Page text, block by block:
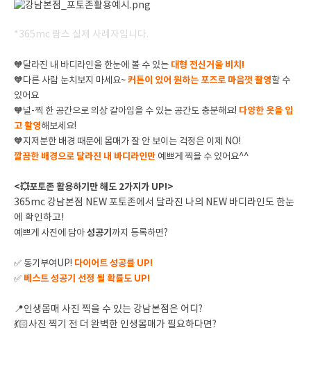
*365mc 람스 실제 사례자입니다.
🧡달라진 내 바디라인을 한눈에 볼 수 있는 대형 전신거울 비치!
🧡다른 사람 눈치보지 마세요~커튼이 있어 원하는 포즈로 마음껏 촬영할 수
있어요
🧡널-찍 한 공간으로 의상 갈아입을 수 있는 공간도 충분해요! 다양한 옷을 입
고 촬영해보세요!
🧡지저분한 배경 때문에 몸매가 잘 안 보이는 걱정은 이제 NO!
깔끔한 배경으로 달라진 내 바디라인만 예쁘게 찍을 수 있어요^^
<💥포토존 활용하기만 해도 2가지가 UP!>
365mc 강남본점 NEW 포토존에서 달라진 나의 NEW 바디라인도 한눈
에 확인하고!
예쁘게 사진에 담아성공기 까지 등록하면?
✅ 동기부여UP! 다이어트 성공률 UP!
✅ 베스트 성공기 선정 될 확률도 UP!
📍인생몸매 사진 찍을 수 있는 강남본점은 어디?
💃🏻사진 찍기 전 더 완벽한 인생몸매가 필요하다면?